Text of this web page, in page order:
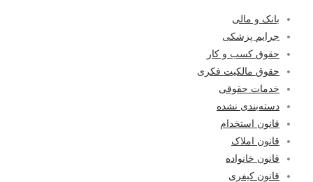
بانک و مالی
جرایم پزشکی
حقوق کسب‌ و کار
حقوق مالکیت فکری
خدمات حقوقی
دسته‌بندی نشده
قانون استخدام
قانون املاک
قانون خانواده
قانون کیفری